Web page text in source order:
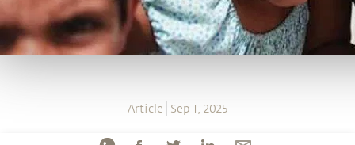
Article Sep 1, 2025